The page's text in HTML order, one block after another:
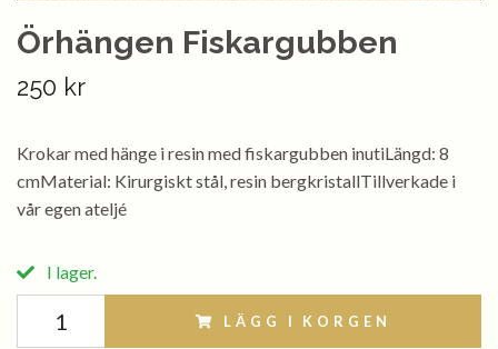
Örhängen Fiskargubben
250 kr
Krokar med hänge i resin med fiskargubben inutiLängd: 8
cmMaterial: Kirurgiskt stål, resin bergkristallTillverkade i
vår egen ateljé
I lager.
LÄGG I KORGEN